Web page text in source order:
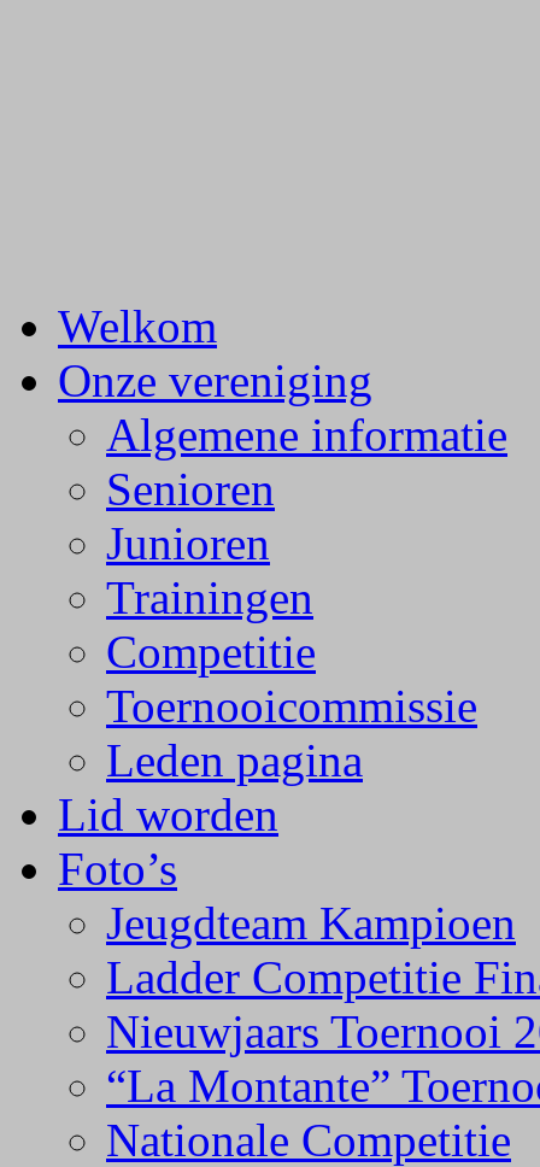
Welkom
Onze vereniging
Algemene informatie
Senioren
Junioren
Trainingen
Competitie
Toernooicommissie
Leden pagina
Lid worden
Foto’s
Jeugdteam Kampioen
Ladder Competitie
Nieuwjaars Toernooi
“La Montante”
Nationale Competitie